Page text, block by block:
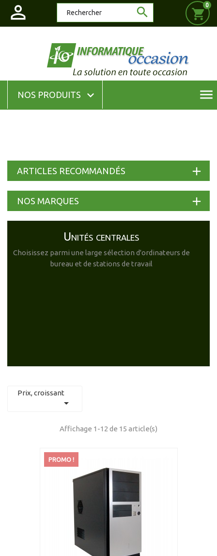
  shopping_cart
0
NOS PRODUITS  menu
ARTICLES RECOMMANDÉS add
NOS MARQUES add
Unités centrales
Choisissez parmi une large sélection d'ordinateurs de
bureau et de stations de travail
Prix, croissant

Affichage 1-12 de 15 article(s)
PROMO !